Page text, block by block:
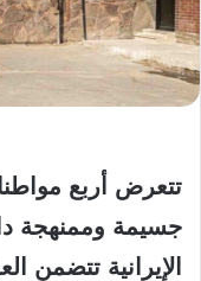
تتعرض أربع
جسيمة وممنهجة
الإيرانية تتضمن